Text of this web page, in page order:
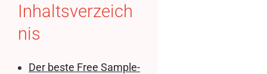
Inhaltsverzeich
nis
Der beste Free Sample-